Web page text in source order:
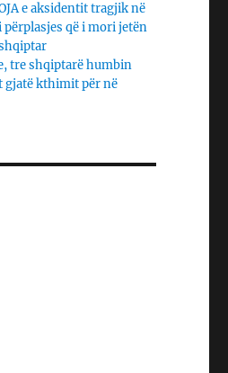
e aksidentit tragjik në
që i mori jetën
tre shqiptarë humbin
gjatë kthimit për në